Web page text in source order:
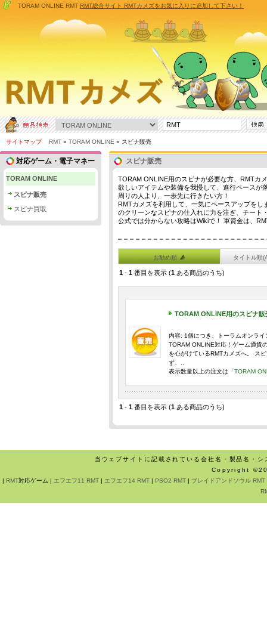
TORAM ONLINE RMT RMT総合サイト RMTカメズをお気に入りに追加して下さい！
サイトマップ RMT » TORAM ONLINE » スピナ販売
対応ゲーム・電子マネー
TORAM ONLINE
スピナ販売
スピナ買取
スピナ販売
TORAM ONLINE用のスピナが必要な方、RMTカ
欲しいアイテムや装備を我慢して、進行ペースが
周りの人より、一歩先に行きたい方！
RMTカメズを利用して、一気にペースアップを
のクリーンなスピナの仕入れに力を注ぎ、チート
公式では分からない攻略はWikiで！ 軍資金は、
お勧め順 タイトル順
1 - 1 番目を表示 (1 ある商品のうち)
TORAM ONLINE用のスピナ販
内容: 1個につき、トーラムオンラ
TORAM ONLINE対応！ゲーム通貨
を心がけているRMTカメズへ。 ス
ず、..
表示数量以上の注文は「TORAM
1 - 1 番目を表示 (1 ある商品のうち)
当ウェブサイトに記載されている会社名・製品名・
Copyright
| RMT対応ゲーム | エフエフ11 RMT| エフエフ14 RMT| PSO2 RMT| ブレイドアンドソウル RMT